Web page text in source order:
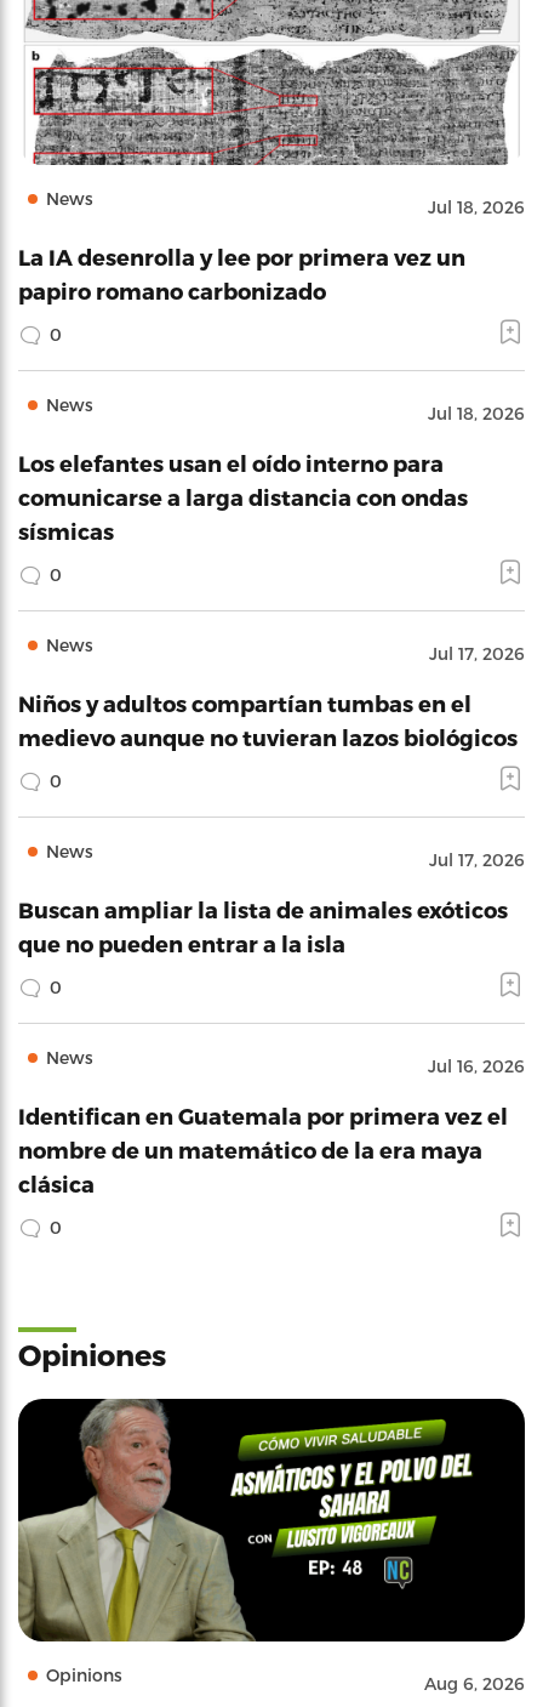
News Jul 18, 2026
La IA desenrolla y lee por primera vez un
papiro romano carbonizado
0
News Jul 18, 2026
Los elefantes usan el oído interno para
comunicarse a larga distancia con ondas
sísmicas
0
News Jul 17, 2026
Niños y adultos compartían tumbas en el
medievo aunque no tuvieran lazos biológicos
0
News Jul 17, 2026
Buscan ampliar la lista de animales exóticos
que no pueden entrar a la isla
0
News Jul 16, 2026
Identifican en Guatemala por primera vez el
nombre de un matemático de la era maya
clásica
0
Opiniones
Opinions Aug 6, 2026